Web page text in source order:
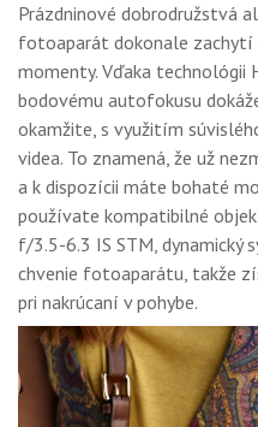
Prázdninové dobrodružstvá
fotoaparát dokonale zachytí
momenty. Vďaka technológii
bodovému autofokusu
okamžite, s využitím
videa. To znamená, že už
a k dispozícii máte bohaté
používate kompatibilné
f/3.5-6.3 IS STM, dynamický
chvenie fotoaparátu, takže
pri nakrúcaní v pohybe.